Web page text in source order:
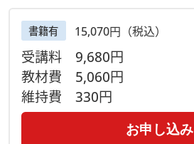
書籍有 15,070円（税込）
受講料 9,680円
教材費 5,060円
維持費 330円
お申し込み